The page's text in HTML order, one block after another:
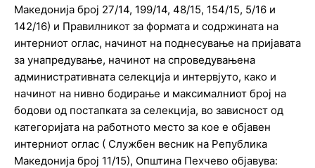
Македонија број 27/14, 199/14, 48/15, 154/15, 5/16 и
142/16) и Правилникот за формата и содржината на
интерниот оглас, начинот на поднесување на пријавата
за унапредување, начинот на спроведувањена
административната селекција и интервјуто, како и
начинот на нивно бодирање и максималниот број на
бодови од постапката за селекција, во зависност од
категоријата на работното место за кое е објавен
интерниот оглас ( Службен весник на Република
Македонија број 11/15), Општина Пехчево објавува: